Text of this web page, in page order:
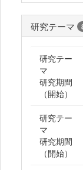
研究テーマ
研究テー
マ
研究期間
（開始）
研究テー
マ
研究期間
（開始）